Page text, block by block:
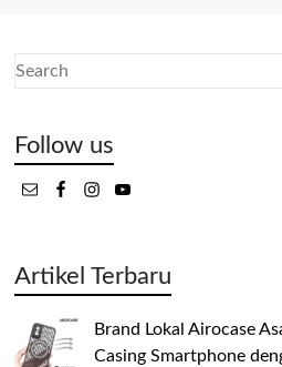
Follow us
Artikel Terbaru
Brand Lokal Airocase
Casing Smartphone